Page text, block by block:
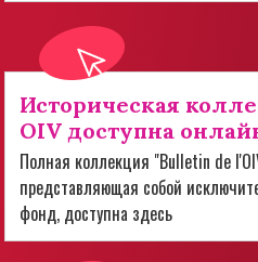
Историческая
OIV доступна
Полная коллекция "Bulletin de
представляющая собой
фонд, доступна здесь